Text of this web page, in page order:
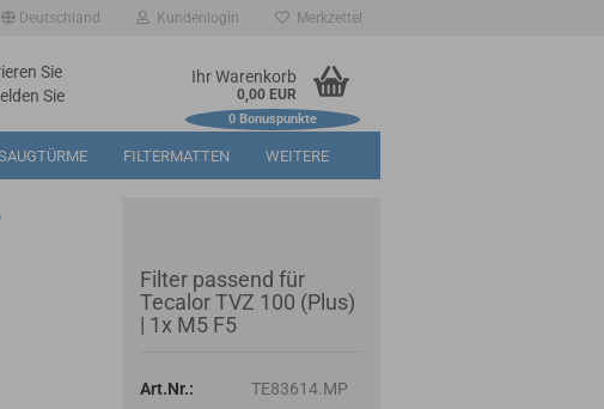
Deutschland Kundenlogin Merkzettel
Sie
Sie
im
Ihr Warenkorb
0,00 EUR
0Bonuspunkte
FILTERMATTEN WEITERE
Filter passend für
Tecalor TVZ 100 (Plus)
| 1x M5 F5
Art.Nr.:
TE83614.MP